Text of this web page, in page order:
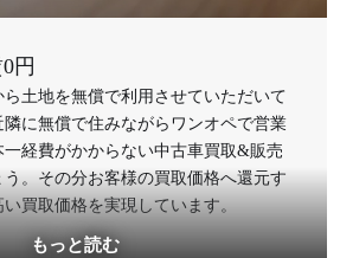
円
土地を無償で利用させていただいて
に無償で住みながらワンオペで営業
経費がかからない中古車買取&販売
。その分お客様の買取価格へ還元す
買取価格を実現しています。